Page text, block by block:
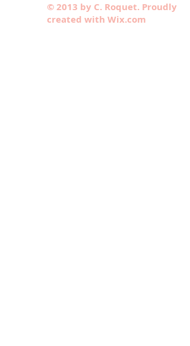
© 2013 by C. Roquet. Proudly
created with Wix.com